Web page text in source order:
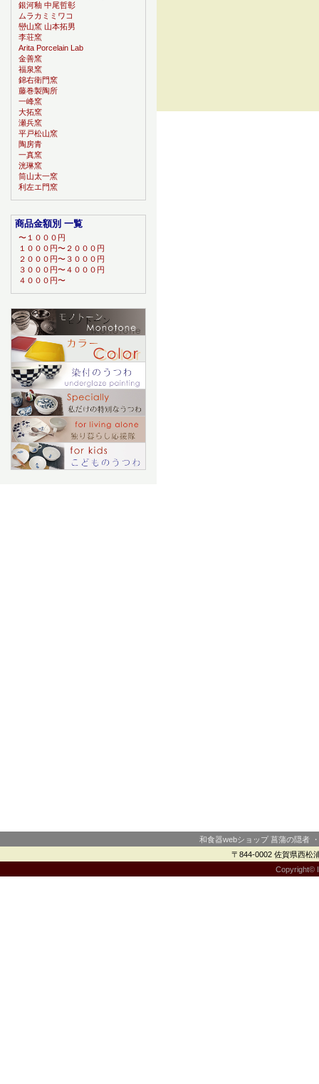
銀河釉 中尾哲彰
ムラカミミワコ
巒山窯 山本拓男
李荘窯
Arita Porcelain Lab
金善窯
福泉窯
錦右衛門窯
藤巻製陶所
一峰窯
大拓窯
瀬兵窯
平戸松山窯
陶房青
一真窯
洸琳窯
筒山太一窯
利左エ門窯
商品金額別 一覧
〜１０００円
１０００円〜２０００円
２０００円〜３０００円
３０００円〜４０００円
４０００円〜
和食器webショップ 菖蒲の隠者
〒844-0002 佐賀県西松
Copyright©